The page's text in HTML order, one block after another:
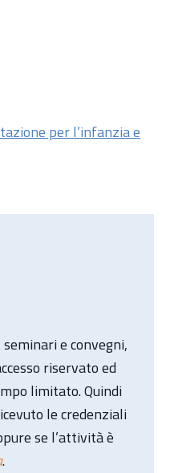
per l’infanzia e
e convegni,
riservato ed
limitato. Quindi
le credenziali
se l’attività è
.